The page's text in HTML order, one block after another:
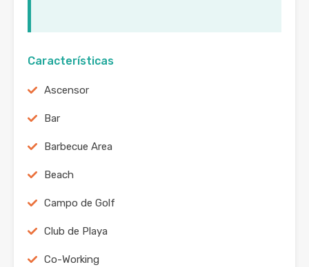
Características
Ascensor
Bar
Barbecue Area
Beach
Campo de Golf
Club de Playa
Co-Working